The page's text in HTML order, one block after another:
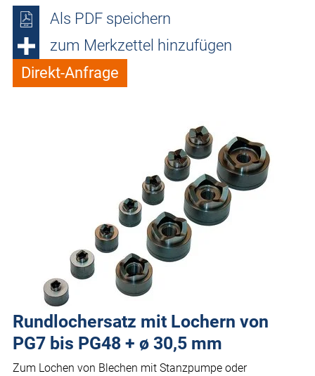
Als PDF speichern
zum Merkzettel hinzufügen
Direkt-Anfrage
Rundlochersatz mit Lochern von
PG7 bis PG48 + ø 30,5 mm
Zum Lochen von Blechen mit Stanzpumpe oder